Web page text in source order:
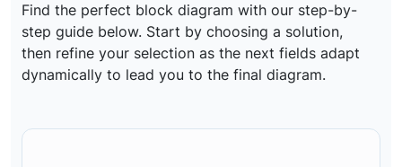
Find the perfect block diagram with our step-by-
step guide below. Start by choosing a solution,
then refine your selection as the next fields adapt
dynamically to lead you to the final diagram.